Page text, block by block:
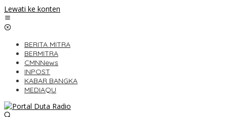
Lewati ke konten
BERITA MITRA
BERMITRA
CMNNews
INPOST
KABAR BANGKA
MEDIAQU